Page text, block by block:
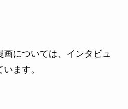
については、インタビュ
ます。